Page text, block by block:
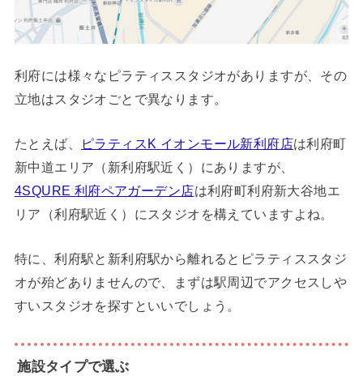
利府には様々なピラティススタジオがありますが、その
立地はスタジオごとで異なります。
たとえば、 ピラティスK イオンモール新利府店は利府町
新中道エリア（新利府駅近く）にありますが、
4SQURE 利府ペアガーデン店は利府町利府新大谷地エ
リア（利府駅近く）にスタジオを構えていますよね。
特に、利府駅と新利府駅から離れるとピラティススタジ
オが殆どありませんので、まずは駅周辺でアクセスしや
すいスタジオを探すといいでしょう。
施設タイプで選ぶ